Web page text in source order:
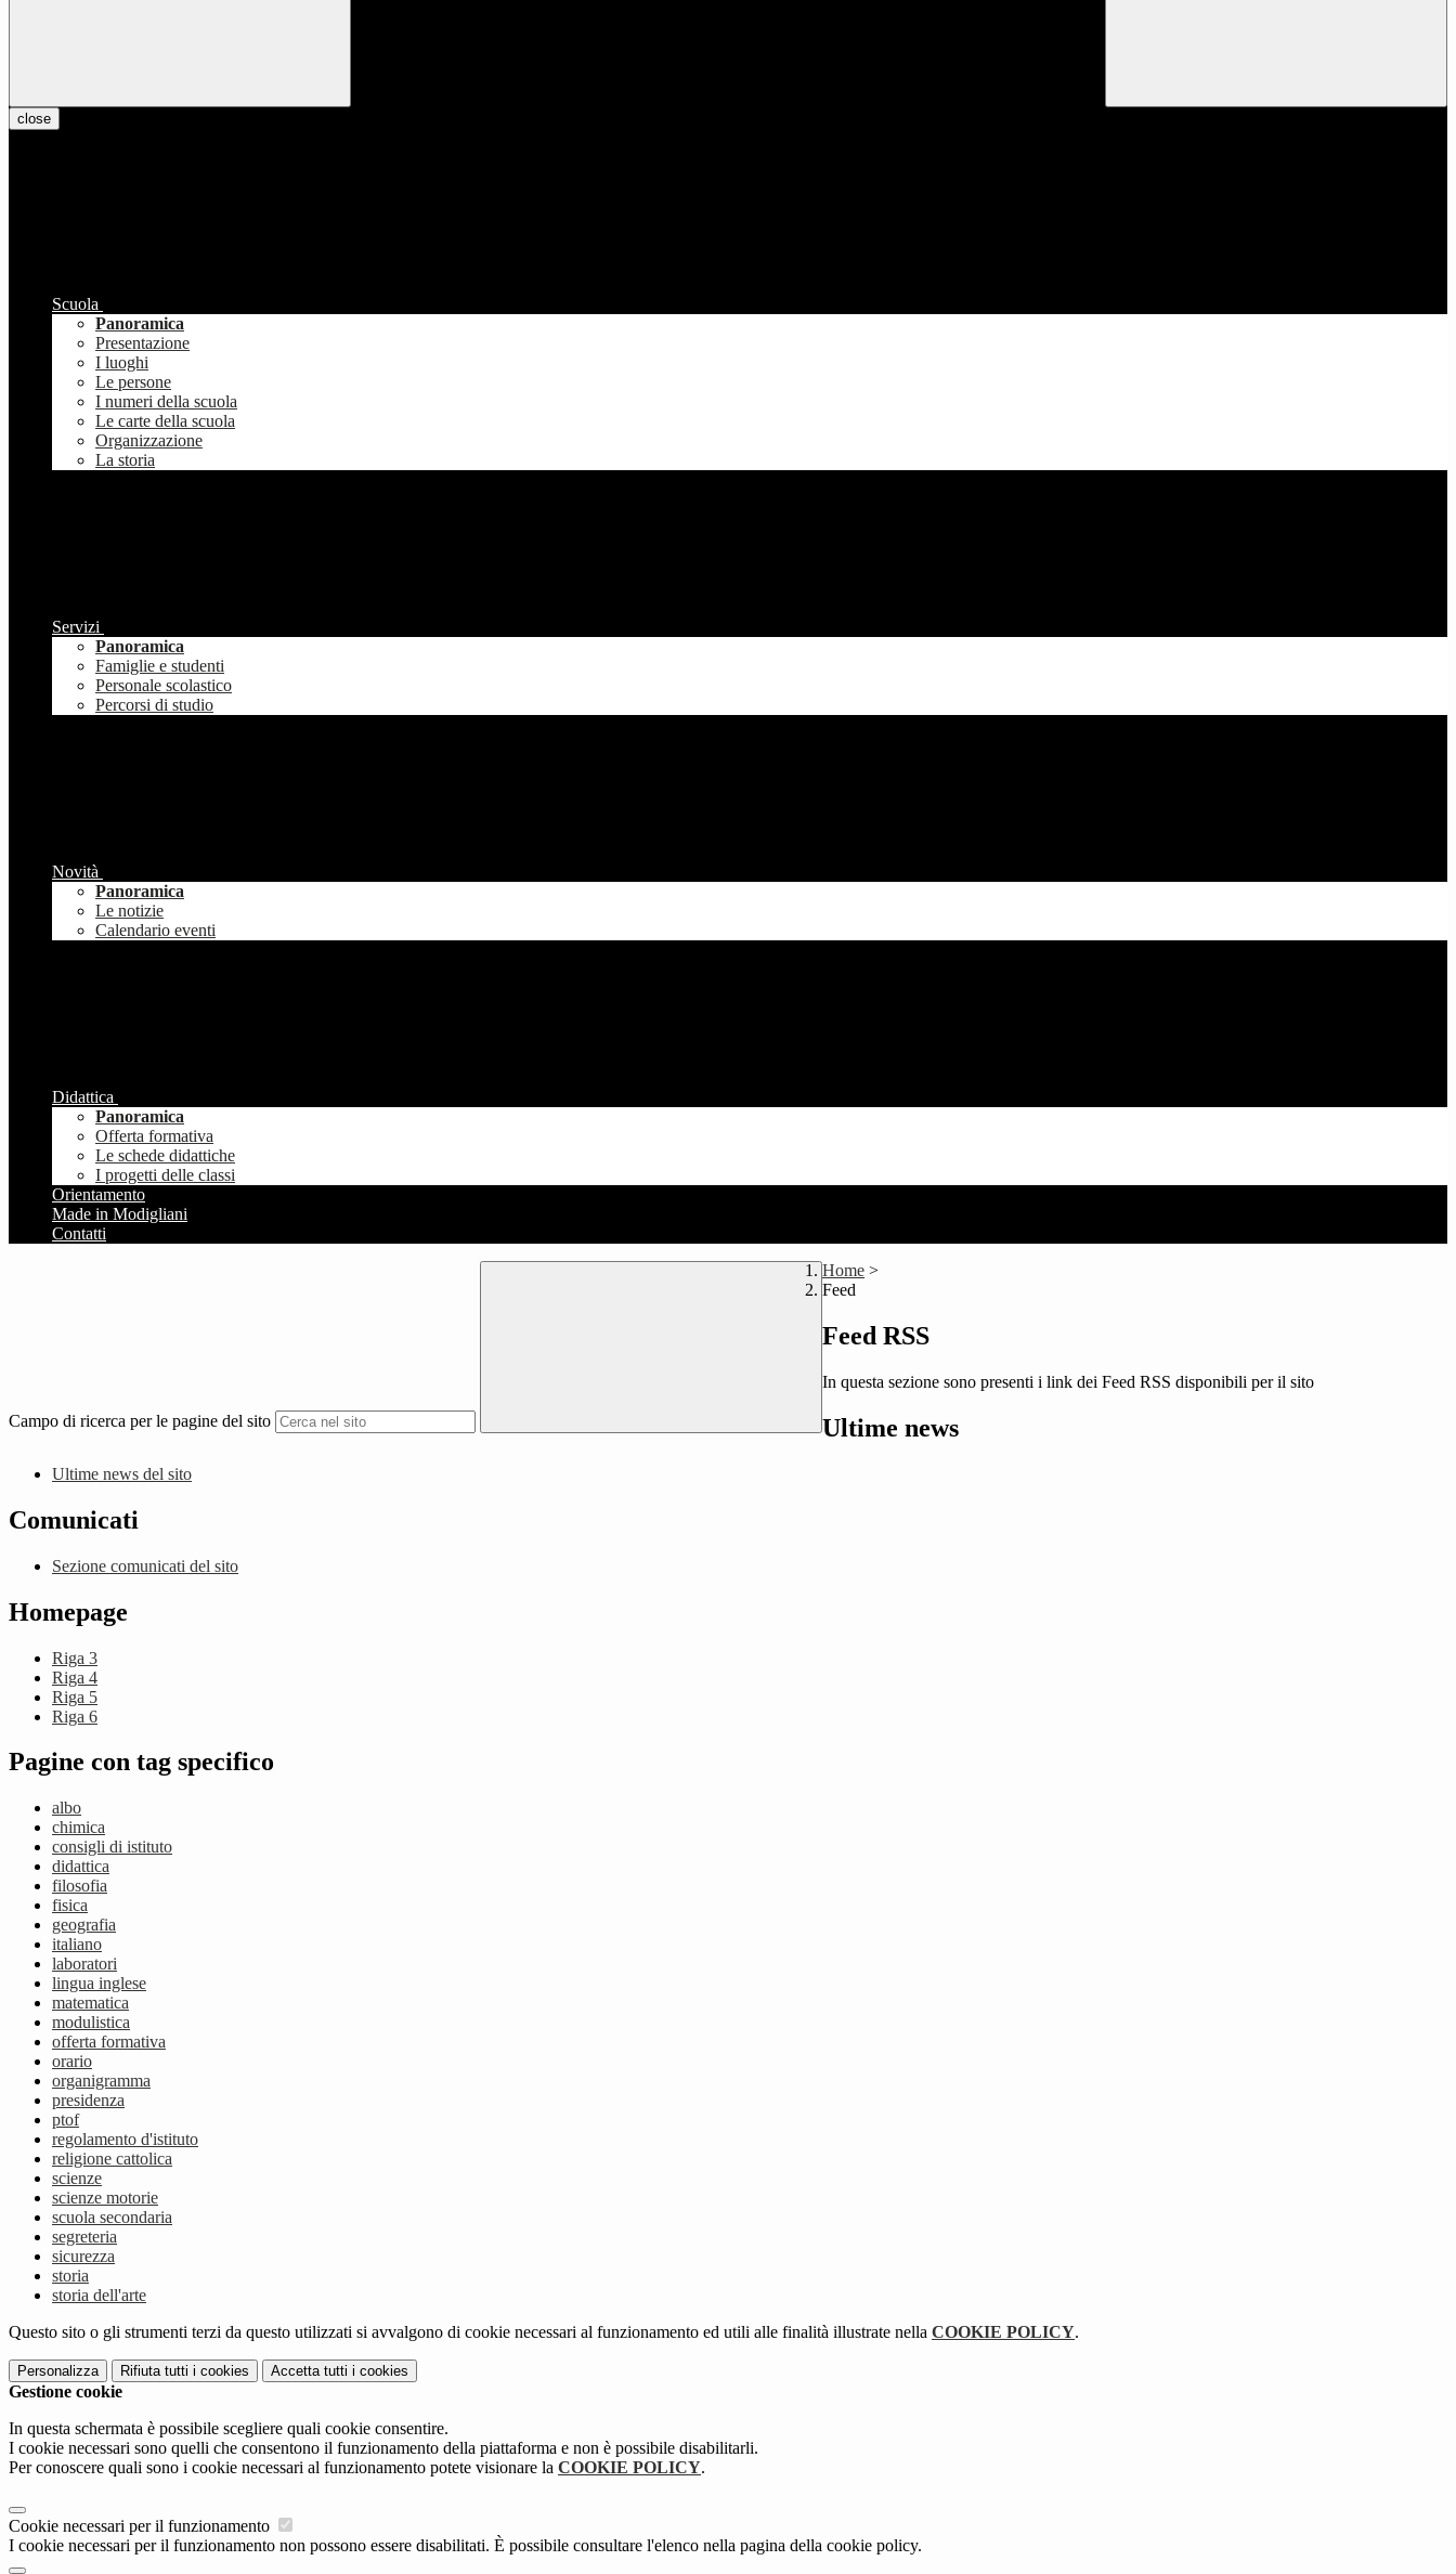
close
Scuola
Panoramica
Presentazione
I luoghi
Le persone
I numeri della scuola
Le carte della scuola
Organizzazione
La storia
Servizi
Panoramica
Famiglie e studenti
Personale scolastico
Percorsi di studio
Novità
Panoramica
Le notizie
Calendario eventi
Didattica
Panoramica
Offerta formativa
Le schede didattiche
I progetti delle classi
Orientamento
Made in Modigliani
Contatti
Campo di ricerca per le pagine del sito
Home >
Feed
Feed RSS
In questa sezione sono presenti i link dei Feed RSS disponibili per il sito
Ultime news
Ultime news del sito
Comunicati
Sezione comunicati del sito
Homepage
Riga 3
Riga 4
Riga 5
Riga 6
Pagine con tag specifico
albo
chimica
consigli di istituto
didattica
filosofia
fisica
geografia
italiano
laboratori
lingua inglese
matematica
modulistica
offerta formativa
orario
organigramma
presidenza
ptof
regolamento d'istituto
religione cattolica
scienze
scienze motorie
scuola secondaria
segreteria
sicurezza
storia
storia dell'arte
Questo sito o gli strumenti terzi da questo utilizzati si avvalgono di cookie necessari al funzionamento ed utili alle finalità illustrate nella COOKIE POLICY.
Personalizza Rifiuta tutti i cookies Accetta tutti i cookies
Gestione cookie
In questa schermata è possibile scegliere quali cookie consentire.
I cookie necessari sono quelli che consentono il funzionamento della piattaforma e non è possibile disabilitarli.
Per conoscere quali sono i cookie necessari al funzionamento potete visionare la COOKIE POLICY.
Cookie necessari per il funzionamento
I cookie necessari per il funzionamento non possono essere disabilitati. È possibile consultare l'elenco nella pagina della cookie policy.